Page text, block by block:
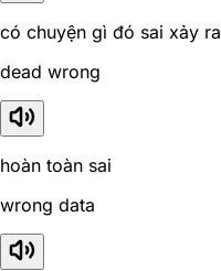
có chuyện gì đó sai xảy ra
dead wrong
hoàn toàn sai
wrong data